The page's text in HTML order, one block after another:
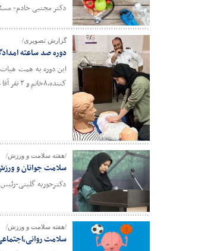
دکتر مجتبی خادم-
گزارش تصویری/
دوره صد ساعته
کننده،۸خانم و ۳ نفر آقا در حال برگزاری است.
/هفته سلامت و ورزش/
سلامت جوانان و
دکترحوریه گلینی-
/هفته سلامت و ورزش/
سلامت